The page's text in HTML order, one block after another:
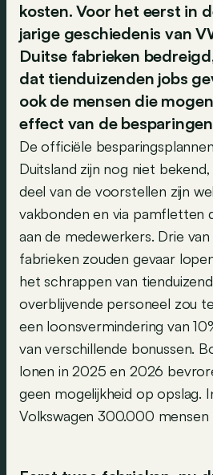
kosten. Voor het eerst in
jarige geschiedenis van
Duitse fabrieken
dat tienduizenden jobs
ook de mensen die
effect van de
De officiële
Duitsland zijn nog niet
deel van de voorstellen zijn
vakbonden en via pamfletten
aan de medewerkers. Drie
fabrieken zouden gevaar
het schrappen van
overblijvende personeel zou
een loonsvermindering van
van verschillende bonussen.
lonen in 2025 en 2026
geen mogelijkheid op opslag.
Volkswagen 300.000 mensen